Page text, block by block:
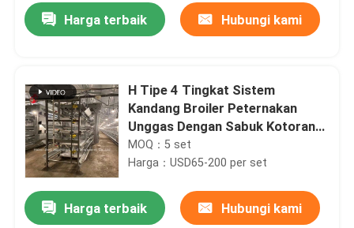
Harga terbaik Hubungi kami
H Tipe 4 Tingkat Sistem
Kandang Broiler Peternakan
Unggas Dengan Sabuk Kotoran
Ada
MOQ：5 set
Harga：USD65-200 per set
Harga terbaik Hubungi kami